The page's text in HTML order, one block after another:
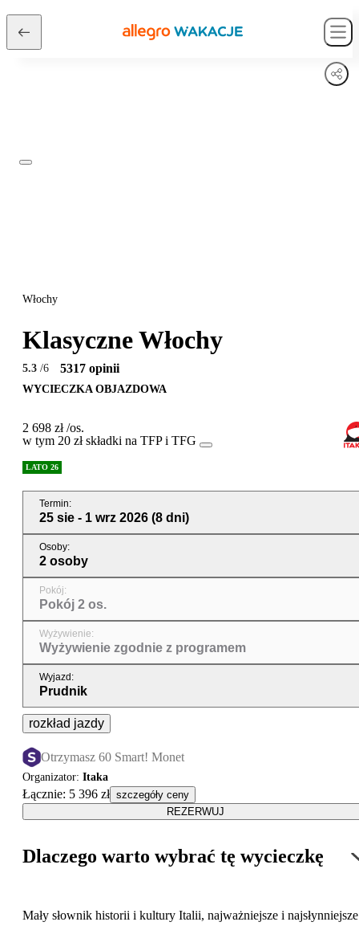
Włochy
Klasyczne Włochy
5.3 /6 5317 opinii
WYCIECZKA OBJAZDOWA
2 698 zł/os.
w tym 20 zł składki na TFP i TFG
LATO 26
Termin:
25 sie - 1 wrz 2026 (8 dni)
Osoby:
2 osoby
Pokój:
Pokój 2 os.
Wyżywienie:
Wyżywienie zgodnie z programem
Wyjazd :
Prudnik
rozkład jazdy
Otrzymasz 60 Smart! Monet
Organizator: Itaka
Łącznie: 5 396 zł szczegóły ceny
REZERWUJ
Dlaczego warto wybrać tę wycieczkę
Mały słownik historii i kultury Italii, najważniejsze i najsłynniejsze